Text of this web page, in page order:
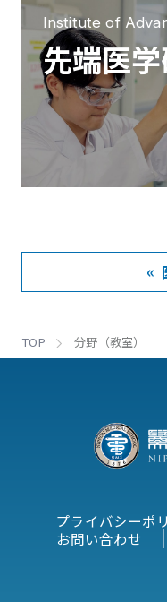
Institute of
先端医
«
TOP 分野（教室）
プライバシーポ
お問い合わせ